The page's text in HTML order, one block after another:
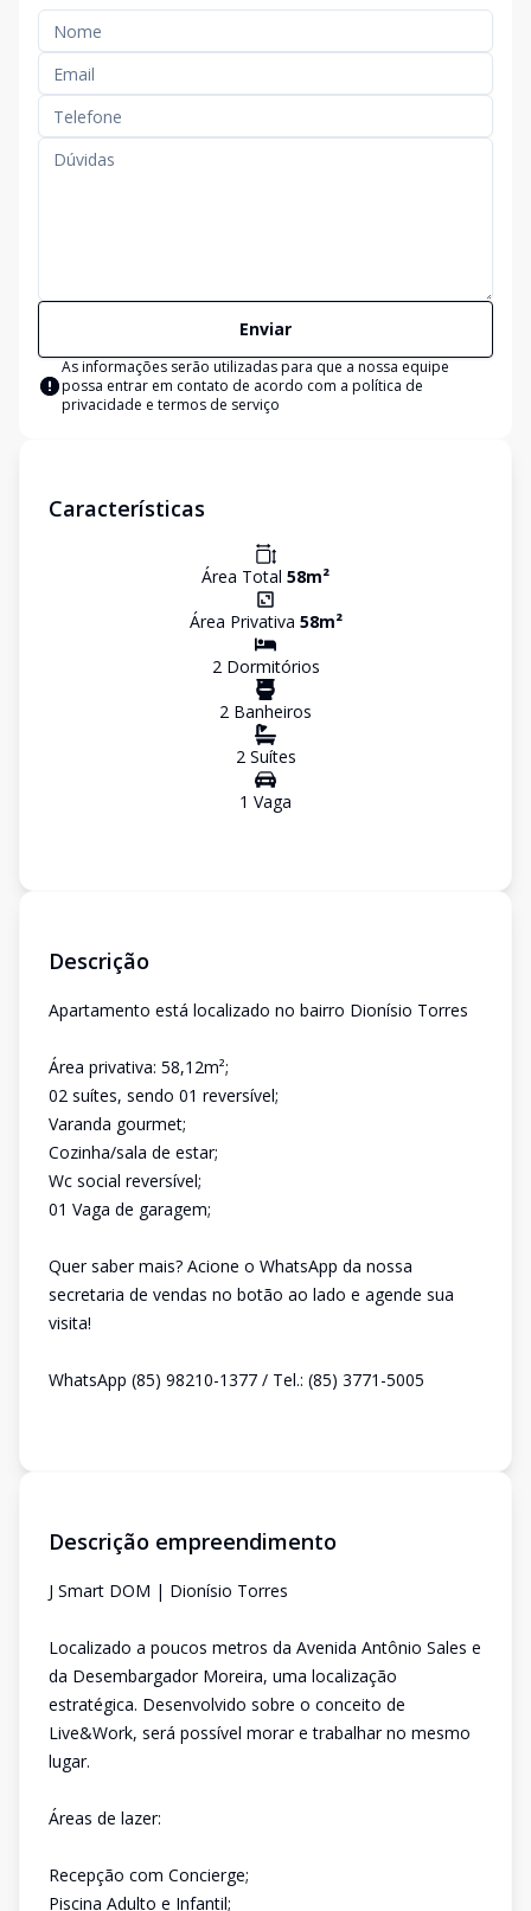
Enviar
As informações serão utilizadas para que a nossa equipe
possa entrar em contato de acordo com a política de
privacidade e termos de serviço
Características
Área Total 58m²
Área Privativa 58m²
2Dormitórios
2 Banheiros
2Suítes
1 Vaga
Descrição
Apartamento está localizado no bairro Dionísio Torres
Área privativa: 58,12m²;
02 suítes, sendo 01 reversível;
Varanda gourmet;
Cozinha/sala de estar;
Wc social reversível;
01 Vaga de garagem;
Quer saber mais? Acione o WhatsApp da nossa
secretaria de vendas no botão ao lado e agende sua
visita!
WhatsApp (85) 98210-1377 / Tel.: (85) 3771-5005
Descrição empreendimento
J Smart DOM | Dionísio Torres
Localizado a poucos metros da Avenida Antônio Sales e
da Desembargador Moreira, uma localização
estratégica. Desenvolvido sobre o conceito de
Live&Work, será possível morar e trabalhar no mesmo
lugar.
Áreas de lazer:
Recepção com Concierge;
Piscina Adulto e Infantil;